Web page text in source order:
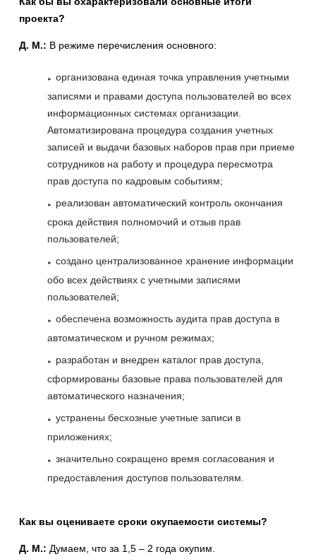
проекта?
Д. М.: В режиме перечисления основного:
организована единая точка управления учетными
записями и правами доступа пользователей во всех
информационных системах организации.
Автоматизирована процедура создания учетных
записей и выдачи базовых наборов прав при приеме
сотрудников на работу и процедура пересмотра
прав доступа по кадровым событиям;
реализован автоматический контроль окончания
срока действия полномочий и отзыв прав
пользователей;
создано централизованное хранение информации
обо всех действиях с учетными записями
пользователей;
обеспечена возможность аудита прав доступа в
автоматическом и ручном режимах;
разработан и внедрен каталог прав доступа,
сформированы базовые права пользователей для
автоматического назначения;
устранены бесхозные учетные записи в
приложениях;
значительно сокращено время согласования и
предоставления доступов пользователям.
Как вы оцениваете сроки окупаемости системы?
Д. М.: Думаем, что за 1,5 – 2 года окупим.